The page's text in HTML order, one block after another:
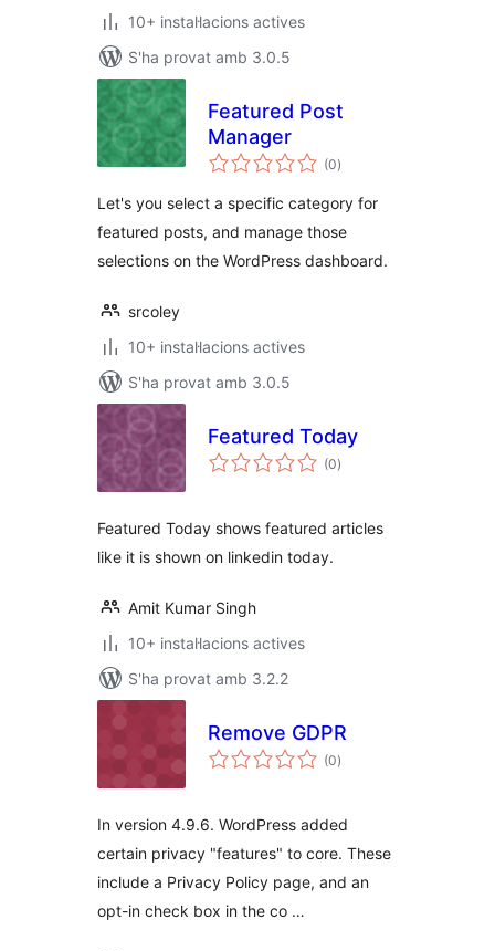
10+ instal·lacions actives
S'ha provat amb 3.0.5
Featured Post
Manager
(0puntuacions
totals
)
Let's you select a specific category for
featured posts, and manage those
selections on the WordPress dashboard.
srcoley
10+ instal·lacions actives
S'ha provat amb 3.0.5
Featured Today
(0puntuacions
totals
)
Featured Today shows featured articles
like it is shown on linkedin today.
Amit Kumar Singh
10+ instal·lacions actives
S'ha provat amb 3.2.2
Remove GDPR
(0puntuacions
totals
)
In version 4.9.6. WordPress added
certain privacy "features" to core. These
include a Privacy Policy page, and an
opt-in check box in the co …